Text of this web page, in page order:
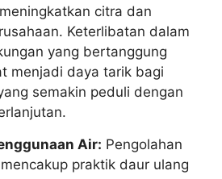
citra dan
Keterlibatan dalam
yang bertanggung
menjadi daya tarik bagi
semakin peduli dengan
Air: Pengolahan
praktik daur ulang